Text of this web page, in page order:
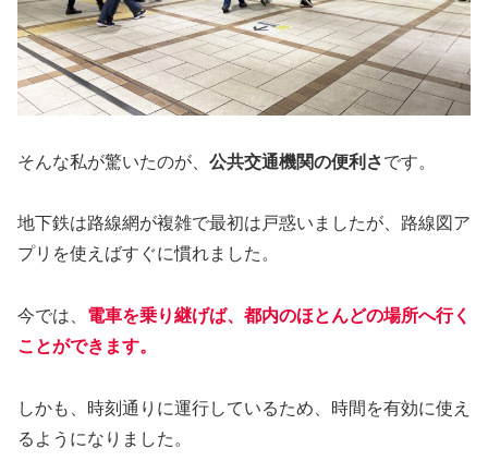
そんな私が驚いたのが、 公共交通機関の便利さです。
地下鉄は路線網が複雑で最初は戸惑いましたが、路線図ア
プリを使えばすぐに慣れました。
今では、 電車を乗り継げば、都内のほとんどの場所へ行く
ことができます。
しかも、時刻通りに運行しているため、時間を有効に使え
るようになりました。